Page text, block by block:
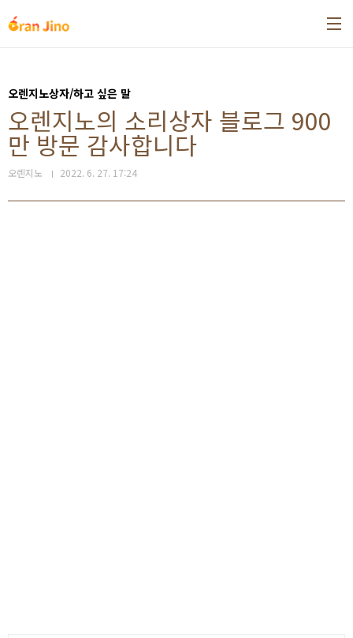
오렌지노상자/하고 싶은 말
오렌지노의 소리상자 블로그 900
만 방문 감사합니다
오렌지노 2022. 6. 27. 17:24